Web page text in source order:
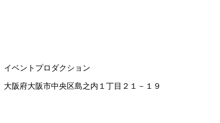
イベントプロダクション
大阪府大阪市中央区島之内１丁目２１－１９